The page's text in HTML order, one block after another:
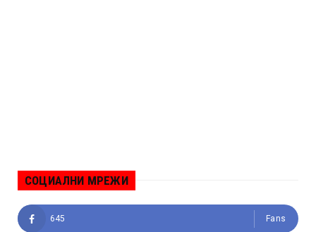
СОЦИАЛНИ МРЕЖИ
645 Fans